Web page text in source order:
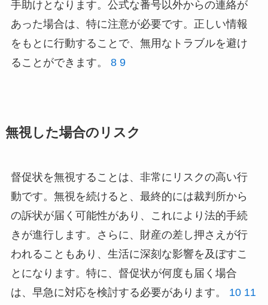
手助けとなります。公式な番号以外からの連絡が
あった場合は、特に注意が必要です。正しい情報
をもとに行動することで、無用なトラブルを避け
ることができます。 8 9
無視した場合のリスク
督促状を無視することは、非常にリスクの高い行
動です。無視を続けると、最終的には裁判所から
の訴状が届く可能性があり、これにより法的手続
きが進行します。さらに、財産の差し押さえが行
われることもあり、生活に深刻な影響を及ぼすこ
とになります。特に、督促状が何度も届く場合
は、早急に対応を検討する必要があります。 10 11